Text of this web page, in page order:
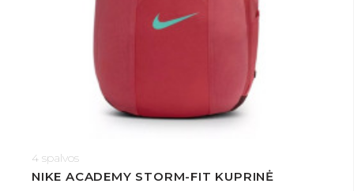
4 spalvos
NIKE ACADEMY STORM-FIT KUPRINĖ